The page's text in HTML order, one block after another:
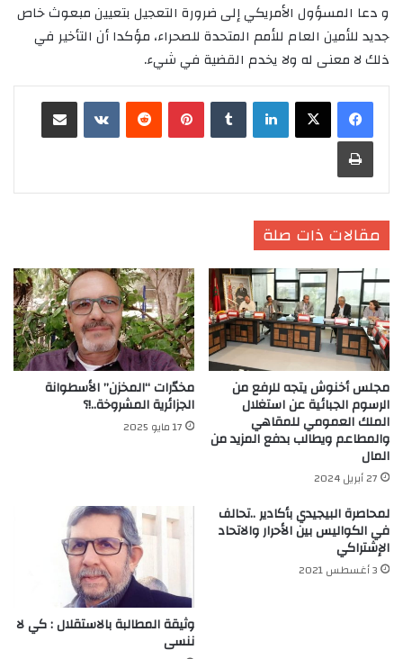
ودعا المسؤول الأمريكي إلى ضرورة التعجيل بتعيين مبعوث خاص
جديد للأمين العام للأمم المتحدة للصحراء، مؤكدا أن التأخير في
ذلك لا معنى له ولا يخدم القضية في شيء.
لينكدإن بينتيريست
طباعة
مقالات ذات صلة
مجلس أخنوش يتجه للرفع من
الرسوم الجبائية عن استغلال
الملك العمومي للمقاهي
والمطاعم ويطالب بدفع المزيد من
المال
27 أبريل 2024
مخدّرات “المخزن” الأسطوانة
الجزائرية المشروخة..!؟
17 مايو 2025
لمحاصرة البيجيدي بأكادير ..تحالف
في الكواليس بين الأحرار والاتحاد
الإشتراكي
3 أغسطس 2021
وثيقة المطالبة بالاستقلال : كي لا
ننسى